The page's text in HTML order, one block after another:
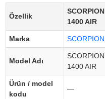
Özellik
1400 AIR
Marka SCORPION
Model Adı
1400 AIR
Ürün / model
kodu
—